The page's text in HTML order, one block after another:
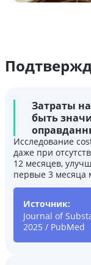
Затраты
быть
Исследование
даже при
12 месяцев,
первые 3 месяца
Источник:
Journal of
2025 / PubMed